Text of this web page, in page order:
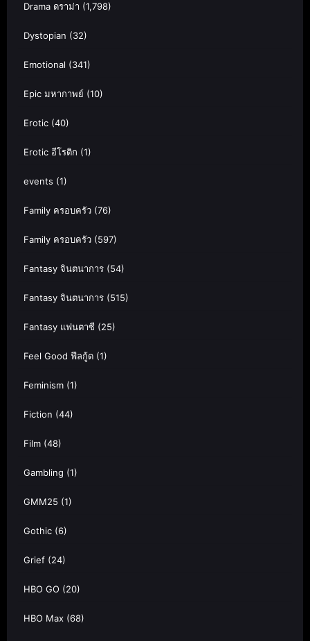
Drama ดราม่า (1,798)
Dystopian (32)
Emotional (341)
Epic มหากาพย์ (10)
Erotic (40)
Erotic อีโรติก (1)
events (1)
Family ครอบครัว (76)
Family ครอบครัว (597)
Fantasy จินตนาการ (54)
Fantasy จินตนาการ (515)
Fantasy แฟนตาซี (25)
Feel Good ฟีลกู้ด (1)
Feminism (1)
Fiction (44)
Film (48)
Gambling (1)
GMM25 (1)
Gothic (6)
Grief (24)
HBO GO (20)
HBO Max (68)